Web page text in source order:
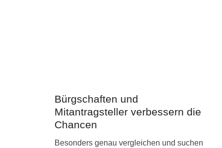
Bürgschaften und
Mitantragsteller verbessern die
Chancen
Besonders genau vergleichen und suchen